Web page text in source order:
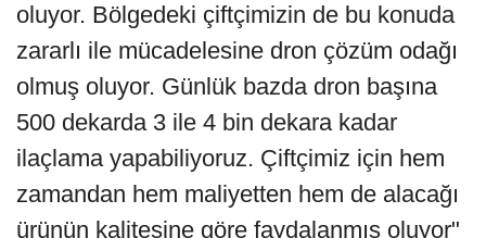
oluyor. Bölgedeki çiftçimizin de bu konuda
zararlı ile mücadelesine dron çözüm odağı
olmuş oluyor. Günlük bazda dron başına
500 dekarda 3 ile 4 bin dekara kadar
ilaçlama yapabiliyoruz. Çiftçimiz için hem
zamandan hem maliyetten hem de alacağı
ürünün kalitesine göre faydalanmış oluyor"